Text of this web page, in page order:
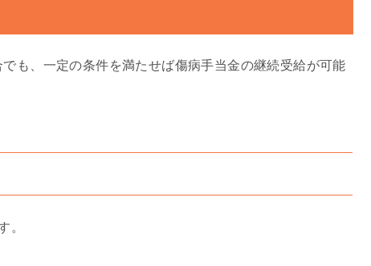
も、一定の条件を満たせば傷病手当金の継続受給が可能
。